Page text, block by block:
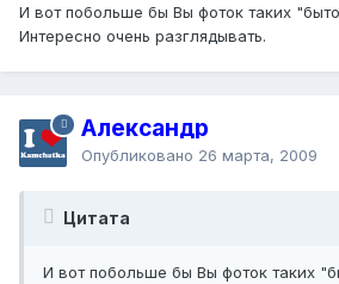
И вот побольше бы Вы фоток таких
Интересно очень разглядывать.
Александр
Опубликовано 26 марта, 2009
Цитата
И вот побольше бы Вы фоток таких